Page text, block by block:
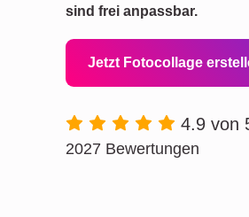
sind frei anpassbar.
Jetzt Fotocollage
4.9 von
2027 Bewertungen